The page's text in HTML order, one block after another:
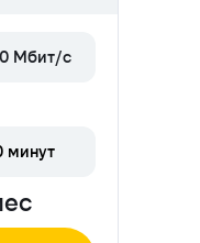
Мбит/с
минут